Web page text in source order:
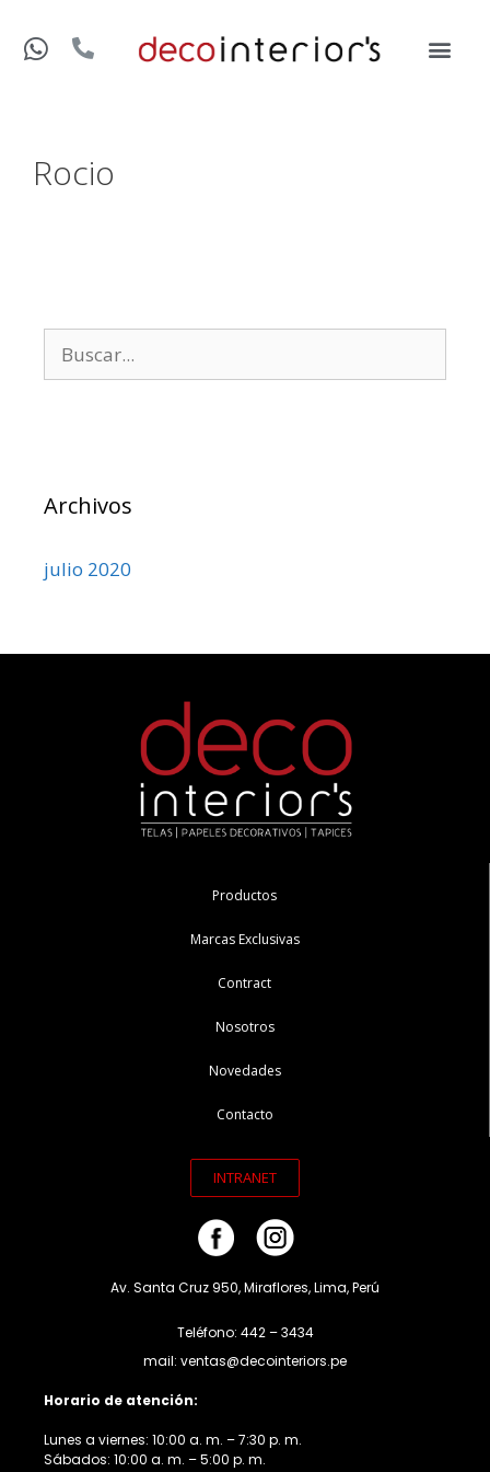
Rocio
Archivos
julio 2020
Productos
Marcas Exclusivas
Contract
Nosotros
Novedades
Contacto
INTRANET
Av. Santa Cruz 950, Miraflores, Lima, Perú
Teléfono: 442 – 3434
mail: ventas@decointeriors.pe
Horario de atención:
Lunes a viernes: 10:00 a. m. – 7:30 p. m.
Sábados: 10:00 a. m. – 5:00 p. m.